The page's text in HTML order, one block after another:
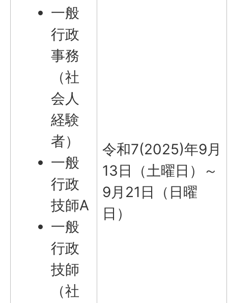
一般
行政
事務
（社
会人
経験
者）
一般
行政
技師A
一般
行政
技師
（社
令和7(2025)年9月
13日（土曜日）～
9月21日（日曜
日）